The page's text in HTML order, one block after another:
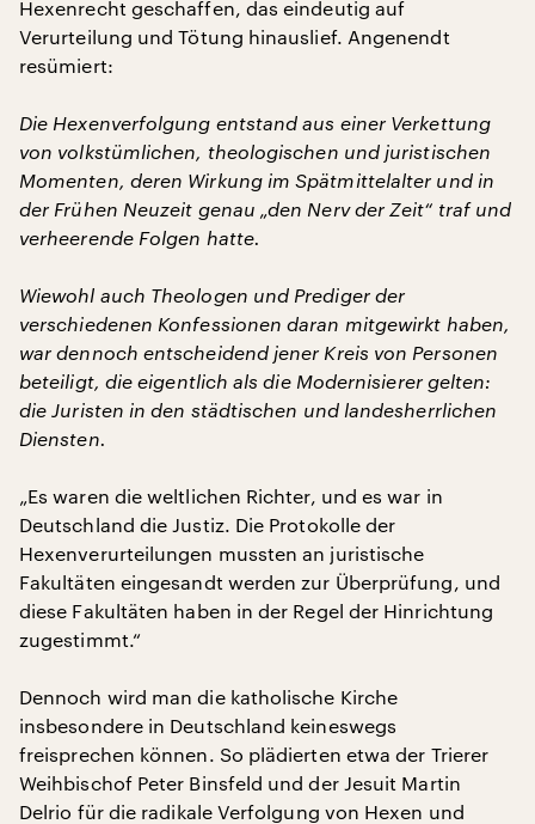
Hexenrecht geschaffen, das eindeutig auf
Verurteilung und Tötung hinauslief. Angenendt
resümiert:
Die Hexenverfolgung entstand aus einer Verkettung
von volkstümlichen, theologischen und juristischen
Momenten, deren Wirkung im Spätmittelalter und in
der Frühen Neuzeit genau „den Nerv der Zeit“ traf und
verheerende Folgen hatte.
Wiewohl auch Theologen und Prediger der
verschiedenen Konfessionen daran mitgewirkt haben,
war dennoch entscheidend jener Kreis von Personen
beteiligt, die eigentlich als die Modernisierer gelten:
die Juristen in den städtischen und landesherrlichen
Diensten.
„Es waren die weltlichen Richter, und es war in
Deutschland die Justiz. Die Protokolle der
Hexenverurteilungen mussten an juristische
Fakultäten eingesandt werden zur Überprüfung, und
diese Fakultäten haben in der Regel der Hinrichtung
zugestimmt.“
Dennoch wird man die katholische Kirche
insbesondere in Deutschland keineswegs
freisprechen können. So plädierten etwa der Trierer
Weihbischof Peter Binsfeld und der Jesuit Martin
Delrio für die radikale Verfolgung von Hexen und